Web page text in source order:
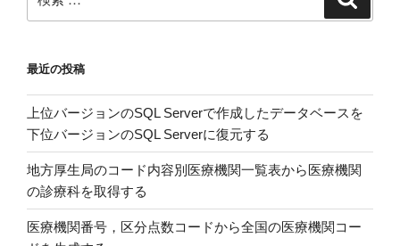
政
域
デ
ー
タ
を
ア
ジ
り
索:
最近の投稿
上位バージョンのSQL Serverで作成したデータベースを
下位バージョンのSQL Serverに復元する
地方厚生局のコード内容別医療機関一覧表から医療機関
の診療科を取得する
医療機関番号，区分点数コードから全国の医療機関コー